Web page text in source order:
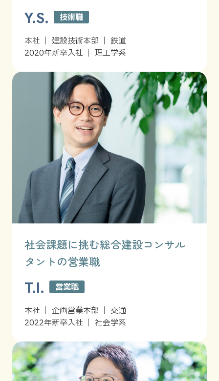
Y.S.
技術職
本社 ｜ 建設技術本部 ｜ 鉄道
2020年新卒入社 ｜ 理工学系
社会課題に挑む総合建設コンサル
タントの営業職
T.I.
営業職
本社 ｜ 企画営業本部 ｜ 交通
2022年新卒入社 ｜ 社会学系